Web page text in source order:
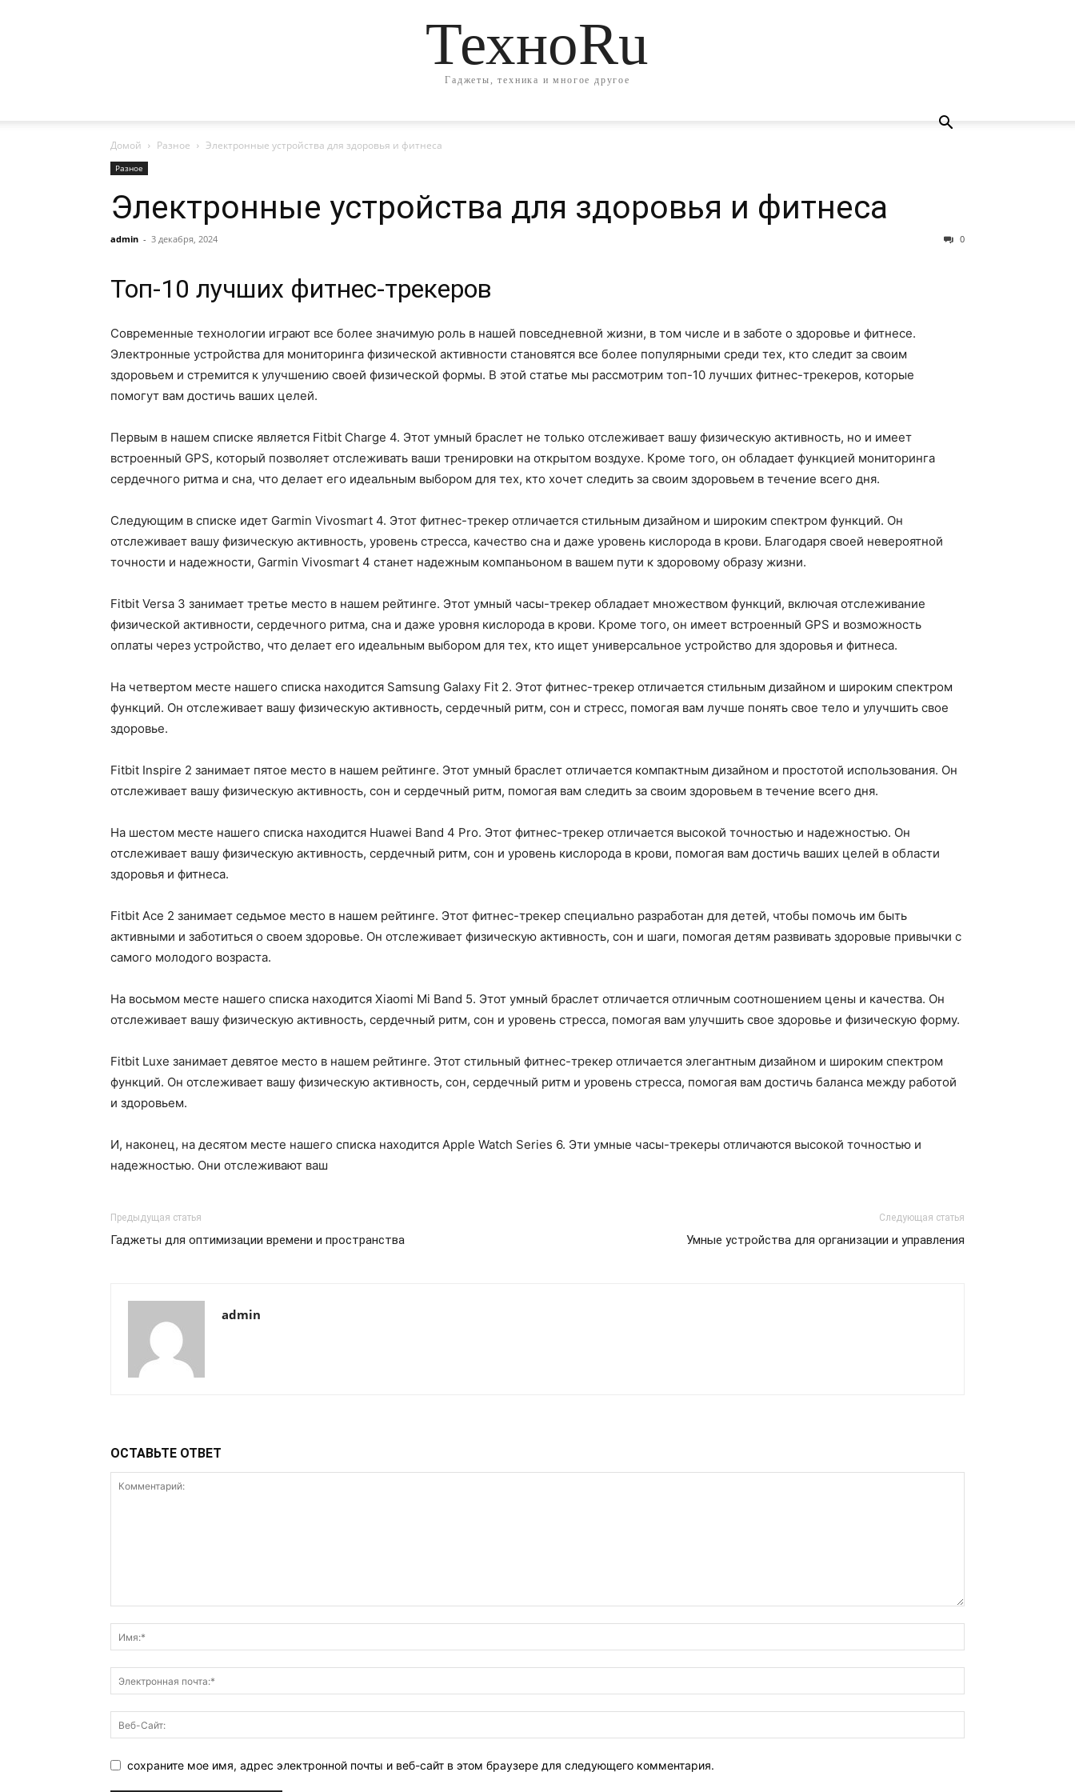
ТехноRu
Гаджеты, техника и многое другое
Домой Разное Электронные устройства для здоровья и фитнеса
Разное
Электронные устройства для здоровья и фитнеса
admin - 3 декабря, 2024 0
Топ-10 лучших фитнес-трекеров
Современные технологии играют все более значимую роль в нашей повседневной жизни, в том числе и в заботе о здоровье и фитнесе.
Электронные устройства для мониторинга физической активности становятся все более популярными среди тех, кто следит за своим
здоровьем и стремится к улучшению своей физической формы. В этой статье мы рассмотрим топ-10 лучших фитнес-трекеров, которые
помогут вам достичь ваших целей.
Первым в нашем списке является Fitbit Charge 4. Этот умный браслет не только отслеживает вашу физическую активность, но и имеет
встроенный GPS, который позволяет отслеживать ваши тренировки на открытом воздухе. Кроме того, он обладает функцией мониторинга
сердечного ритма и сна, что делает его идеальным выбором для тех, кто хочет следить за своим здоровьем в течение всего дня.
Следующим в списке идет Garmin Vivosmart 4. Этот фитнес-трекер отличается стильным дизайном и широким спектром функций. Он
отслеживает вашу физическую активность, уровень стресса, качество сна и даже уровень кислорода в крови. Благодаря своей невероятной
точности и надежности, Garmin Vivosmart 4 станет надежным компаньоном в вашем пути к здоровому образу жизни.
Fitbit Versa 3 занимает третье место в нашем рейтинге. Этот умный часы-трекер обладает множеством функций, включая отслеживание
физической активности, сердечного ритма, сна и даже уровня кислорода в крови. Кроме того, он имеет встроенный GPS и возможность
оплаты через устройство, что делает его идеальным выбором для тех, кто ищет универсальное устройство для здоровья и фитнеса.
На четвертом месте нашего списка находится Samsung Galaxy Fit 2. Этот фитнес-трекер отличается стильным дизайном и широким спектром
функций. Он отслеживает вашу физическую активность, сердечный ритм, сон и стресс, помогая вам лучше понять свое тело и улучшить свое
здоровье.
Fitbit Inspire 2 занимает пятое место в нашем рейтинге. Этот умный браслет отличается компактным дизайном и простотой использования. Он
отслеживает вашу физическую активность, сон и сердечный ритм, помогая вам следить за своим здоровьем в течение всего дня.
На шестом месте нашего списка находится Huawei Band 4 Pro. Этот фитнес-трекер отличается высокой точностью и надежностью. Он
отслеживает вашу физическую активность, сердечный ритм, сон и уровень кислорода в крови, помогая вам достичь ваших целей в области
здоровья и фитнеса.
Fitbit Ace 2 занимает седьмое место в нашем рейтинге. Этот фитнес-трекер специально разработан для детей, чтобы помочь им быть
активными и заботиться о своем здоровье. Он отслеживает физическую активность, сон и шаги, помогая детям развивать здоровые привычки с
самого молодого возраста.
На восьмом месте нашего списка находится Xiaomi Mi Band 5. Этот умный браслет отличается отличным соотношением цены и качества. Он
отслеживает вашу физическую активность, сердечный ритм, сон и уровень стресса, помогая вам улучшить свое здоровье и физическую форму.
Fitbit Luxe занимает девятое место в нашем рейтинге. Этот стильный фитнес-трекер отличается элегантным дизайном и широким спектром
функций. Он отслеживает вашу физическую активность, сон, сердечный ритм и уровень стресса, помогая вам достичь баланса между работой
и здоровьем.
И, наконец, на десятом месте нашего списка находится Apple Watch Series 6. Эти умные часы-трекеры отличаются высокой точностью и
надежностью. Они отслеживают ваш
Предыдущая статья
Гаджеты для оптимизации времени и пространства
Следующая статья
Умные устройства для организации и управления
admin
ОСТАВЬТЕ ОТВЕТ
сохраните мое имя, адрес электронной почты и веб-сайт в этом браузере для следующего комментария.